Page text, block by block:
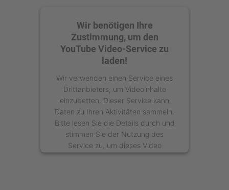
Wir benötigen Ihre
Zustimmung, um den
YouTube Video-Service zu
laden!
Wir verwenden einen Service eines
Drittanbieters, um Videoinhalte
einzubetten. Dieser Service kann
Daten zu Ihren Aktivitäten sammeln.
Bitte lesen Sie die Details durch und
stimmen Sie der Nutzung des
Service zu, um dieses Video
anzusehen.